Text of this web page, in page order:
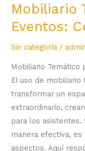
Mobiliario
Eventos:
Sin categoría /
Mobiliario Temático
El uso de
transformar un
extraordinario,
para los asistentes.
manera efectiva,
aspectos. Aquí
Mobiliario
Temático
para
Eventos: